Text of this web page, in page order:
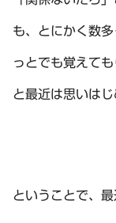
も、とにかく数
っとでも覚えて
と最近は思いはじ
ということで、最